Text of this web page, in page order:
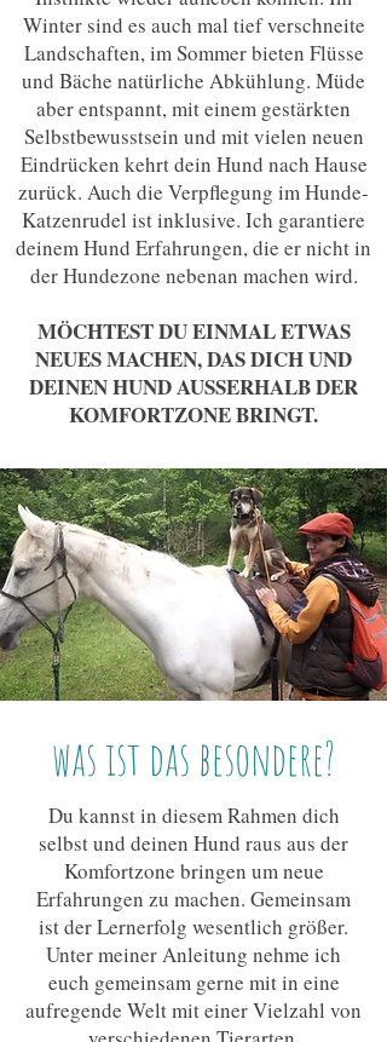
Winter sind es auch mal tief verschneite
Landschaften, im Sommer bieten Flüsse
und Bäche natürliche Abkühlung. Müde
aber entspannt, mit einem gestärkten
Selbstbewusstsein und mit vielen neuen
Eindrücken kehrt dein Hund nach Hause
zurück. Auch die Verpflegung im Hunde-
Katzenrudel ist inklusive. Ich garantiere
deinem Hund Erfahrungen, die er nicht in
der Hundezone nebenan machen wird.
MÖCHTEST DU EINMAL ETWAS
NEUES MACHEN, DAS DICH UND
DEINEN HUND AUSSERHALB DER
KOMFORTZONE BRINGT.
was ist das besondere?
Du kannst in diesem Rahmen dich
selbst und deinen Hund raus aus der
Komfortzone bringen um neue
Erfahrungen zu machen. Gemeinsam
ist der Lernerfolg wesentlich größer.
Unter meiner Anleitung nehme ich
euch gemeinsam gerne mit in eine
aufregende Welt mit einer Vielzahl von